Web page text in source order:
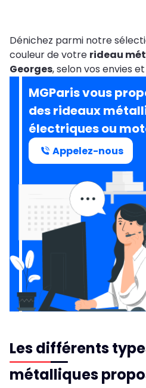
Dénichez parmi notre
couleur de votre rideau
Georges, selon vos envies
MGParis vous
des rideaux
électriques ou
Appelez-nous
Les différents
métalliques